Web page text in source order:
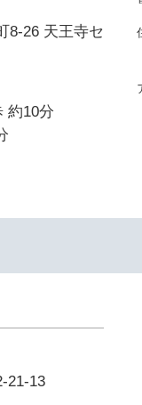
8-26 天王寺セ
約10分
21-13